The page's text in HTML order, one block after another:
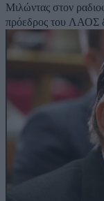
Μιλώντας στον